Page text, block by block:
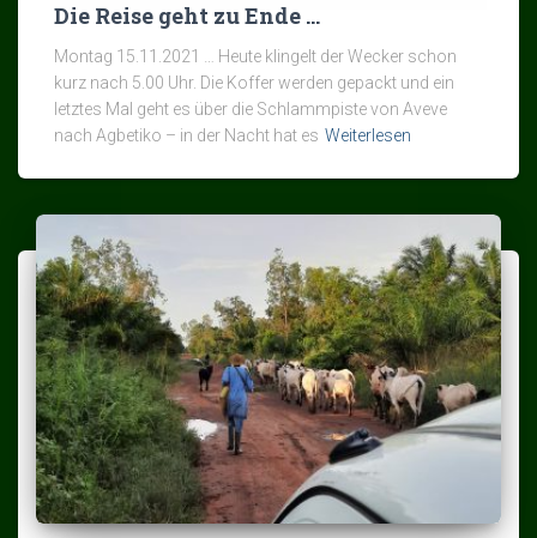
Die Reise geht zu Ende …
Montag 15.11.2021 … Heute klingelt der Wecker schon
kurz nach 5.00 Uhr. Die Koffer werden gepackt und ein
letztes Mal geht es über die Schlammpiste von Aveve
nach Agbetiko – in der Nacht hat es Weiterlesen